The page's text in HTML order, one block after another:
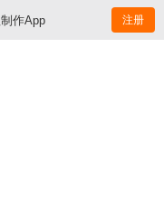
作App 注册